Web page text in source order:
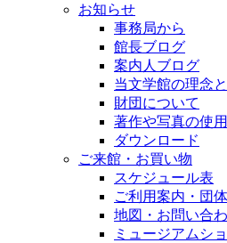
お知らせ
事務局から
館長ブログ
案内人ブログ
当文学館の理念
財団について
著作や写真の使
ダウンロード
ご来館・お買い物
スケジュール表
ご利用案内・団
地図・お問い合
ミュージアムシ